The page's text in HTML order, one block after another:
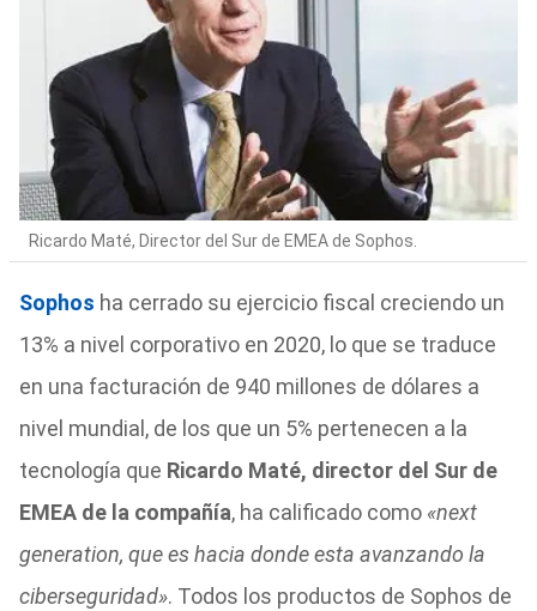
Ricardo Maté, Director del Sur de EMEA de Sophos.
Sophos ha cerrado su ejercicio fiscal creciendo un
13% a nivel corporativo en 2020, lo que se traduce
en una facturación de 940 millones de dólares a
nivel mundial, de los que un 5% pertenecen a la
tecnología que Ricardo Maté, director del Sur de
EMEA de la compañía, ha calificado como «next
generation, que es hacia donde esta avanzando la
ciberseguridad». Todos los productos de Sophos de